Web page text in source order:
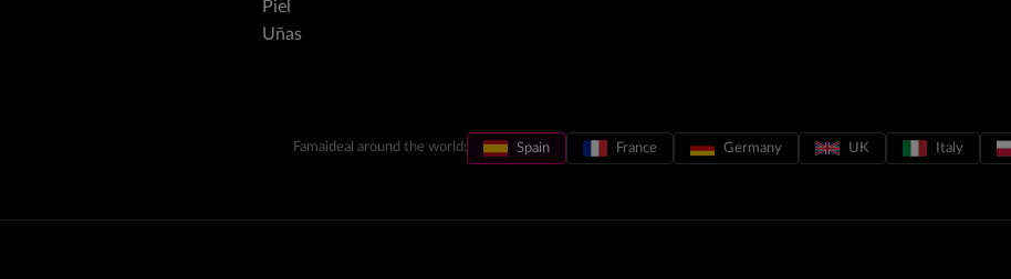
Piel
Uñas
Famaideal around the world: Spain France Germany UK Italy